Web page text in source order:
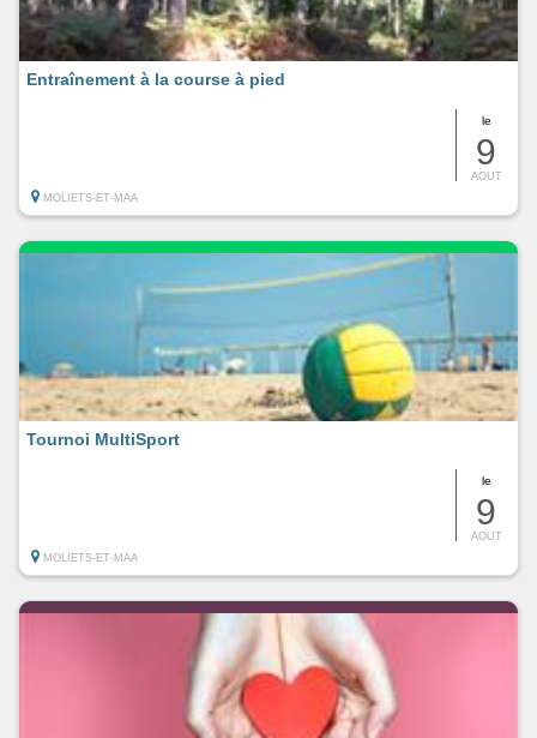
le
9
AOUT
Entraînement à la course à pied
MOLIETS-ET-MAA
le
9
AOUT
Tournoi MultiSport
MOLIETS-ET-MAA